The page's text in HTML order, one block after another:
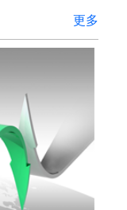
更多